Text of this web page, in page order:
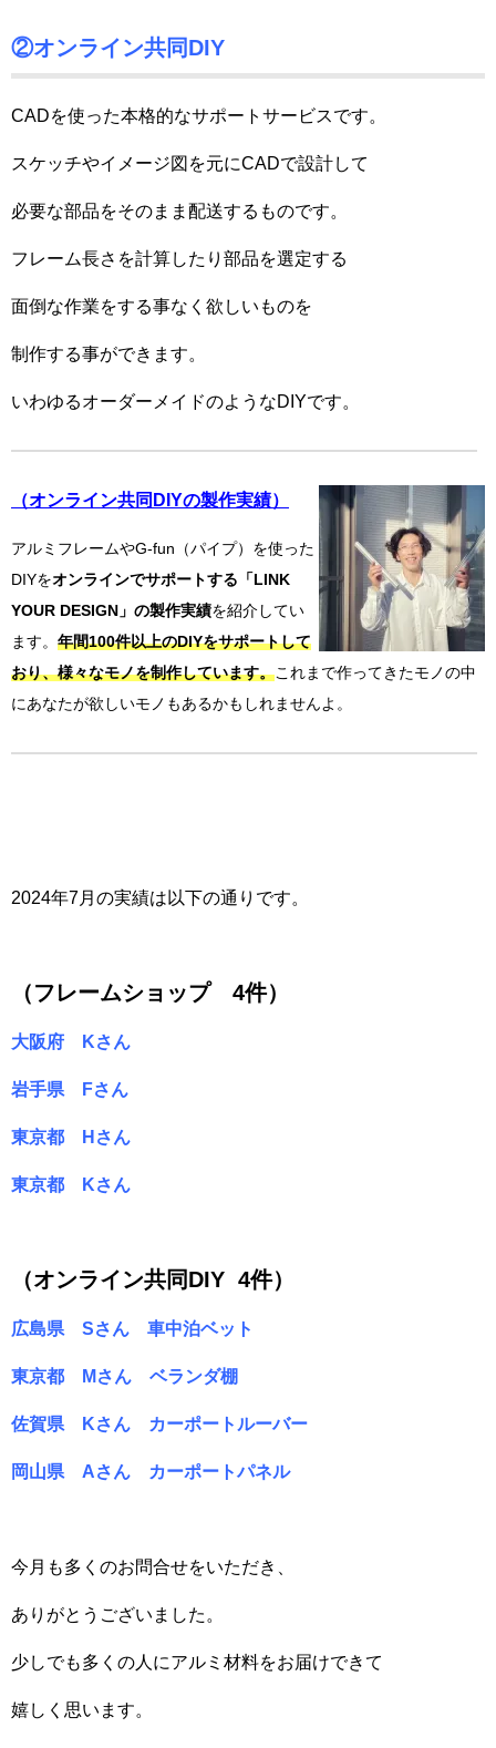
②オンライン共同DIY
CADを使った本格的なサポートサービスです。
スケッチやイメージ図を元にCADで設計して
必要な部品をそのまま配送するものです。
フレーム長さを計算したり部品を選定する
面倒な作業をする事なく欲しいものを
制作する事ができます。
いわゆるオーダーメイドのようなDIYです。
（オンライン共同DIYの製作実績）
アルミフレームやG-fun（パイプ）を使った
DIYをオンラインでサポートする「LINK
YOUR DESIGN」の製作実績を紹介してい
ます。 年間100件以上のDIYをサポートして
おり、様々なモノを制作しています。これまで作ってきたモノの中
にあなたが欲しいモノもあるかもしれませんよ。
2024年7月の実績は以下の通りです。
（フレームショップ 4件）
大阪府 Kさん
岩手県 Fさん
東京都 Hさん
東京都 Kさん
（オンライン共同DIY 4件）
広島県 Sさん 車中泊ベット
東京都 Mさん ベランダ棚
佐賀県 Kさん カーポートルーバー
岡山県 Aさん カーポートパネル
今月も多くのお問合せをいただき、
ありがとうございました。
少しでも多くの人にアルミ材料をお届けできて
嬉しく思います。